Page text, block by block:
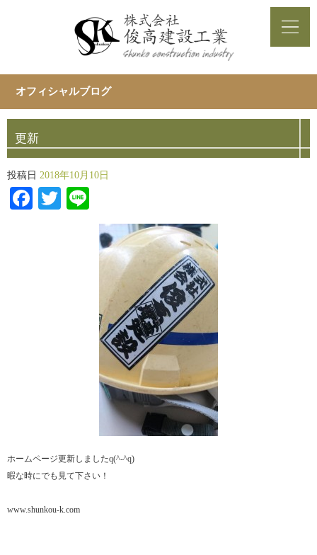
オフィシャルブログ
更新
投稿日 2018年10月10日
Facebook
Twitter
ホームページ更新しましたq(^-^q)
暇な時にでも見て下さい！
www.shunkou-k.com